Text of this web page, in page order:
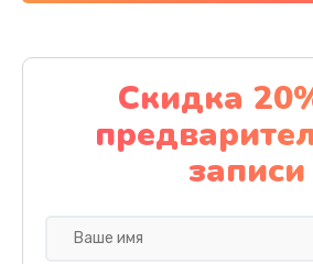
Замена стекла
990 руб.
Заказать
Скидка
записи